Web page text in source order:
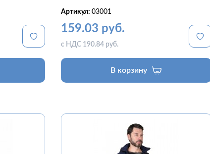
Артикул: 03001
159.03 руб.
с НДС 190.84 руб.
В корзину